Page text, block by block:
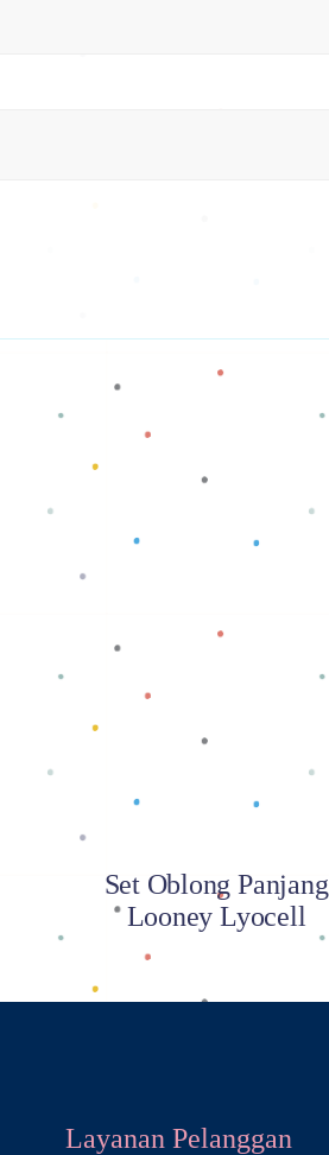
Baca selengkapnya
Set Oblong Panjang
Looney Lyocell
Layanan Pelanggan